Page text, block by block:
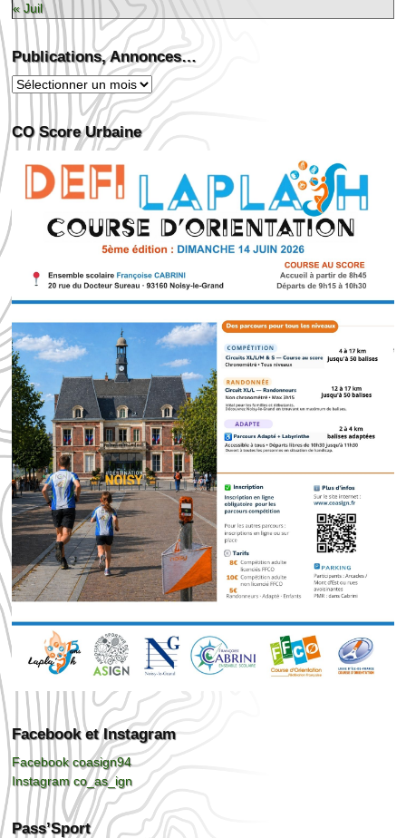
« Juil
Publications, Annonces…
Publications,
CO Score Urbaine
Facebook et Instagram
Facebook coasign94
Instagram co_as_ign
Pass’Sport